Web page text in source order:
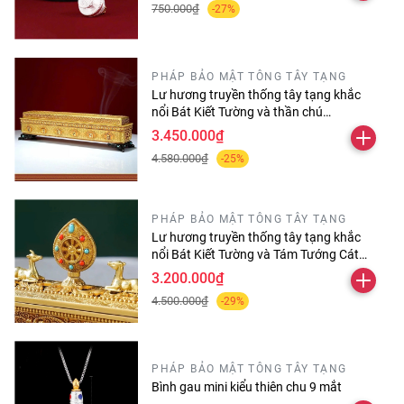
thể bịa chuyện dối trá con, không người nào có thể trói
Gia có dịp hãm hại con”.
Chú này có Đại Thần Lực, thành tựu chỗ làm, phá tất cả
ác. Nếu dùng Kết Giới (Sīma-bandha) thì trong vòng 100
Do Tuần, tất cả các ác không dám đi vào”
Khi ấy Đức Thế Tôn liền nói Chú là:
Namo buddhāya
Namo dharmāya
Namo saṃghāya
Tadyathā: Arka maṣi, marka maṣi, sudhā maṣi , jvala maṣi,
mahā-jvalamaṣi, marīcīya maṣi, antardhānaya maṣi namo
stute, svāhā
Tâm chú là Om Marici Svaha
750.000₫ -27%
PHÁP BẢO MẬT TÔNG TÂY TẠNG
Lư hương truyền thống tây tạng khắc
nổi Bát Kiết Tường và thần chú
Omanipadmehums dài 30 cm
3.450.000₫
4.580.000₫ -25%
PHÁP BẢO MẬT TÔNG TÂY TẠNG
Lư hương truyền thống tây tạng khắc
nổi Bát Kiết Tường và Tám Tướng Cát
Tường
3.200.000₫
4.500.000₫ -29%
PHÁP BẢO MẬT TÔNG TÂY TẠNG
Bình gau mini kiểu thiên chu 9 mắt